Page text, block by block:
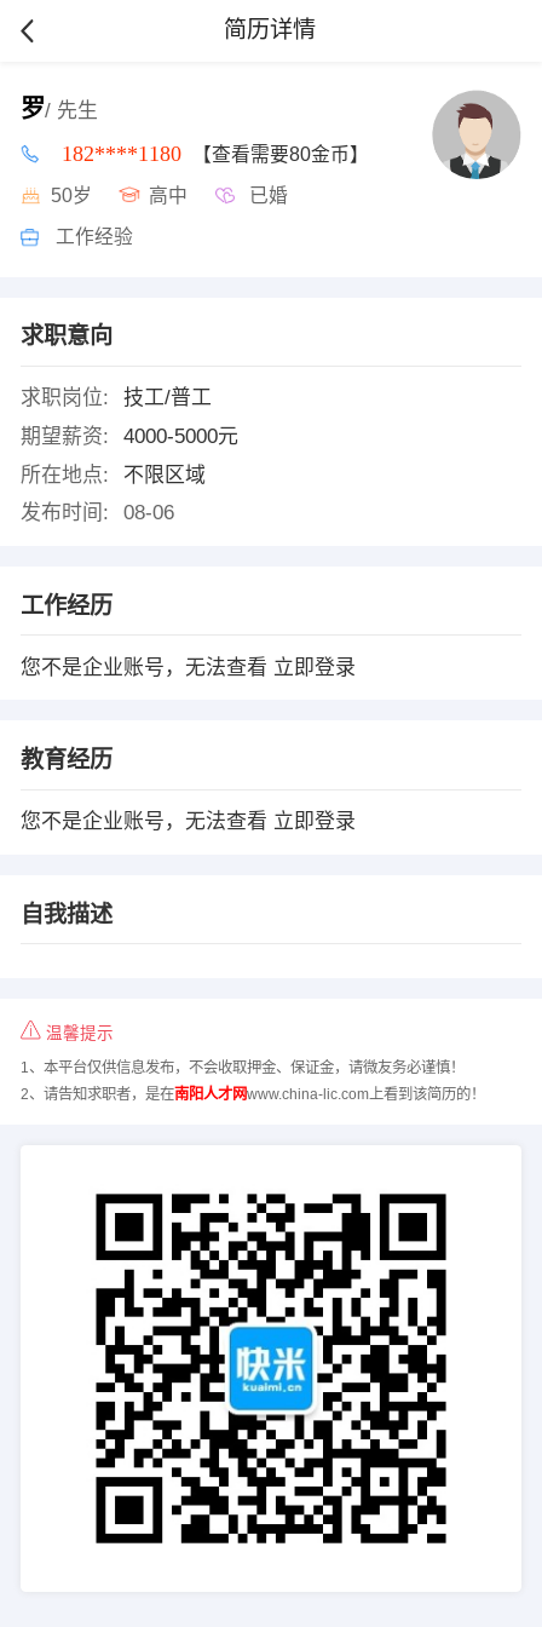
简历详情
罗/ 先生
182****1180 【查看需要80金币】
50岁 高中 已婚
工作经验
求职意向
求职岗位:
技工/普工
期望薪资:
4000-5000元
所在地点:
不限区域
发布时间:
08-06
工作经历
您不是企业账号，无法查看 立即登录
教育经历
您不是企业账号，无法查看 立即登录
自我描述
温馨提示
1、本平台仅供信息发布，不会收取押金、保证金，请微友务必谨慎！
2、请告知求职者，是在南阳人才网www.china-lic.com上看到该简历的！